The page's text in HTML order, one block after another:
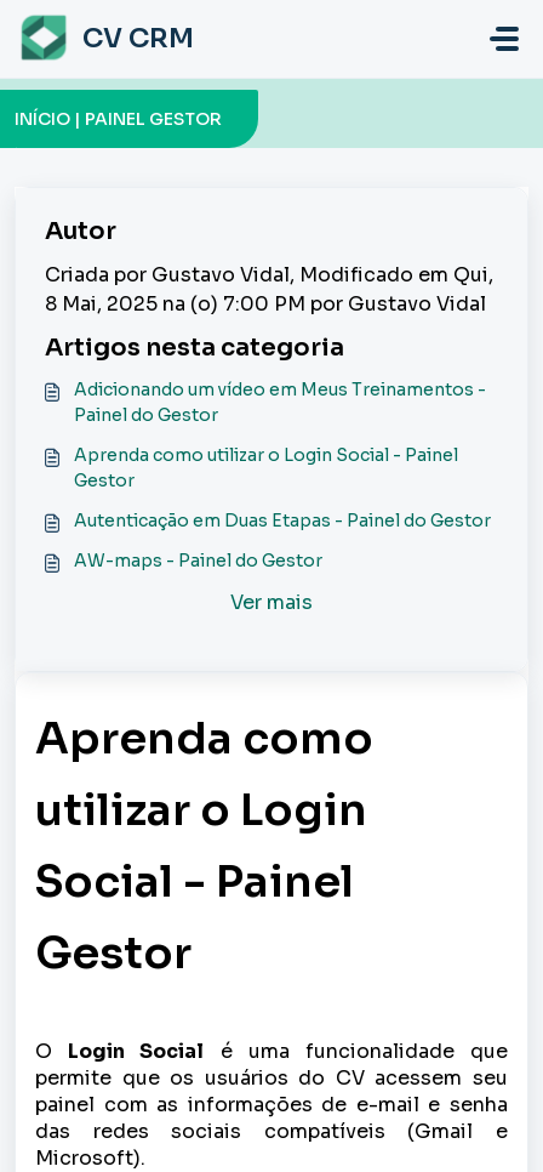
Ir para o conteúdo principal
CV CRM
INÍCIO | PAINEL GESTOR
Autor
Criada por Gustavo Vidal, Modificado em Qui,
8 Mai, 2025 na (o) 7:00 PM por Gustavo Vidal
Artigos nesta categoria
Adicionando um vídeo em Meus Treinamentos -
Painel do Gestor
Aprenda como utilizar o Login Social - Painel
Gestor
Autenticação em Duas Etapas - Painel do Gestor
AW-maps - Painel do Gestor
Ver mais
Aprenda como
utilizar o Login
Social - Painel
Gestor
O Login Social é uma funcionalidade que
permite que os usuários do CV acessem seu
painel com as informações de e-mail e senha
das redes sociais compatíveis (Gmail e
Microsoft).